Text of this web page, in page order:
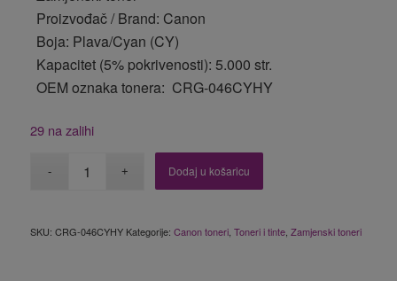
Proizvođač / Brand: Canon
Boja: Plava/Cyan (CY)
Kapacitet (5% pokrivenosti): 5.000 str.
OEM oznaka tonera: CRG-046CYHY
29 na zalihi
Dodaj u košaricu
SKU: CRG-046CYHY Kategorije: Canon toneri, Toneri i tinte, Zamjenski toneri